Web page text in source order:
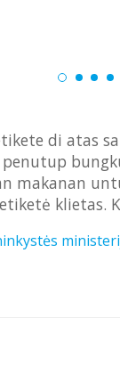
di atas
makanan
klietas.